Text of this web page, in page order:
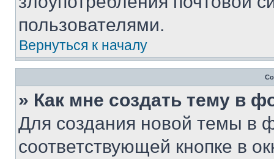
пользователями.
Вернуться к началу
» Как мне создать тему в
Для создания новой темы в
соответствующей кнопке в